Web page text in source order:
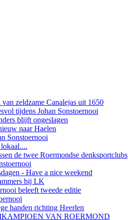
zeldzame Canalejas uit 1650
tijdens Johan Sonstoernooi
blijft ongeslagen
naar Haelen
Sonstoernooi
de twee Roermondse denksportclubs
- Have a nice weekend
bij LK
beleeft tweede editie
handen richting Heerlen
VAN ROERMOND